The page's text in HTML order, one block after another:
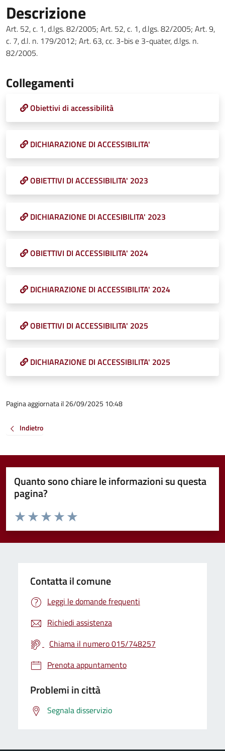
Descrizione
Art. 52, c. 1, d.lgs. 82/2005; Art. 52, c. 1, d.lgs. 82/2005; Art. 9,
c. 7, d.l. n. 179/2012; Art. 63, cc. 3-bis e 3-quater, d.lgs. n.
82/2005.
Collegamenti
Obiettivi di accessibilità
DICHIARAZIONE DI ACCESSIBILITA'
OBIETTIVI DI ACCESSIBILITA' 2023
DICHIARAZIONE DI ACCESIBILITA' 2023
OBIETTIVI DI ACCESSIBILITA' 2024
DICHIARAZIONE DI ACCESSIBILITA' 2024
OBIETTIVI DI ACCESSIBILITA' 2025
DICHIARAZIONE DI ACCESSIBILITA' 2025
Pagina aggiornata il 26/09/2025 10:48
Indietro
Quanto sono chiare le informazioni su questa
pagina?
Valuta da 1 a 5 stelle la pagina
Valuta 5 stelle su 5
Valuta 4 stelle su 5
Valuta 3 stelle su 5
Valuta 2 stelle su 5
Valuta 1 stelle su 5
Contatta il comune
Leggi le domande frequenti
Richiedi assistenza
Chiama il numero 015/748257
Prenota appuntamento
Problemi in città
Segnala disservizio